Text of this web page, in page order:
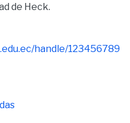
de Heck.
handle/123456789